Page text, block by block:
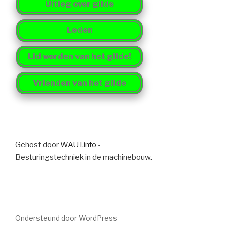
Uitleg over gilde
Leden
Lid worden van het gilde!
Vrienden van het gilde
Gehost doorWAUT.info -
Besturingstechniek in de machinebouw.
Ondersteund door WordPress